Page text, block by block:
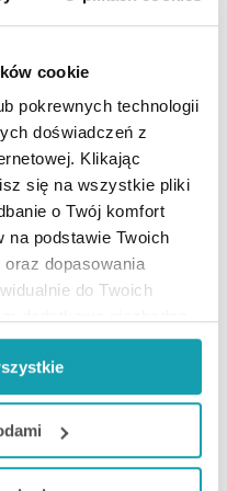
cookie
pokrewnych technologii
doświadczeń z
Klikając
się na wszystkie pliki
o Twój komfort
na podstawie Twoich
dopasowania
do Twoich
oraz jego
funkcji, dane o tym jak
również przekazywane
i analitycznych.
zgodę i wybrać tylko
stosowany jak
diety.
porcji do spożycia w
i prawidłowy tryb
dla małych
w przypadku
składnik preparatu.